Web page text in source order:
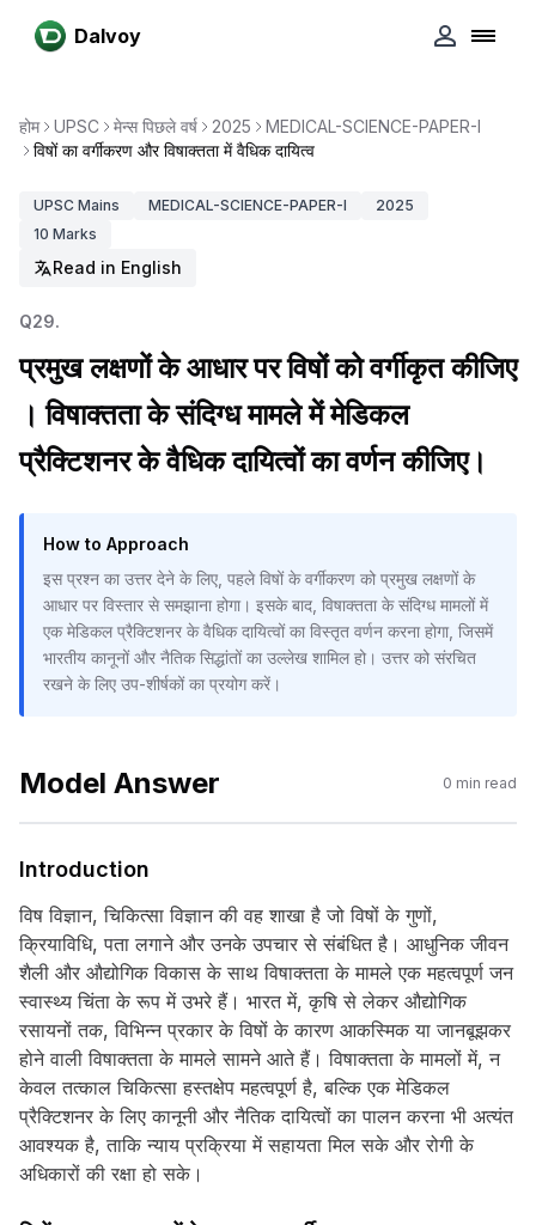
Dalvoy
होम UPSC मेन्स पिछले वर्ष 2025
MEDICAL-SCIENCE-PAPER-I
विषों का वर्गीकरण और विषाक्तता में वैधिक दायित्व
UPSC Mains MEDICAL-SCIENCE-PAPER-I
2025
10 Marks
Read in English
Q29.
प्रमुख लक्षणों के आधार पर विषों को वर्गीकृत कीजिए
। विषाक्तता के संदिग्ध मामले में मेडिकल
प्रैक्टिशनर के वैधिक दायित्वों का वर्णन कीजिए।
How to Approach
इस प्रश्न का उत्तर देने के लिए, पहले विषों के वर्गीकरण को प्रमुख लक्षणों के
आधार पर विस्तार से समझाना होगा। इसके बाद, विषाक्तता के संदिग्ध मामलों में
एक मेडिकल प्रैक्टिशनर के वैधिक दायित्वों का विस्तृत वर्णन करना होगा, जिसमें
भारतीय कानूनों और नैतिक सिद्धांतों का उल्लेख शामिल हो। उत्तर को संरचित
रखने के लिए उप-शीर्षकों का प्रयोग करें।
Model Answer 0 min read
Introduction
विष विज्ञान, चिकित्सा विज्ञान की वह शाखा है जो विषों के गुणों,
क्रियाविधि, पता लगाने और उनके उपचार से संबंधित है। आधुनिक जीवन
शैली और औद्योगिक विकास के साथ विषाक्तता के मामले एक महत्वपूर्ण जन
स्वास्थ्य चिंता के रूप में उभरे हैं। भारत में, कृषि से लेकर औद्योगिक
रसायनों तक, विभिन्न प्रकार के विषों के कारण आकस्मिक या जानबूझकर
होने वाली विषाक्तता के मामले सामने आते हैं। विषाक्तता के मामलों में, न
केवल तत्काल चिकित्सा हस्तक्षेप महत्वपूर्ण है, बल्कि एक मेडिकल
प्रैक्टिशनर के लिए कानूनी और नैतिक दायित्वों का पालन करना भी अत्यंत
आवश्यक है, ताकि न्याय प्रक्रिया में सहायता मिल सके और रोगी के
अधिकारों की रक्षा हो सके।